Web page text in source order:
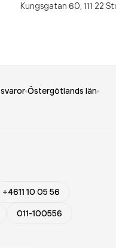
Kungsgatan 60, 111 22
Östergötlands län
+4611 10 05 56
011-100556